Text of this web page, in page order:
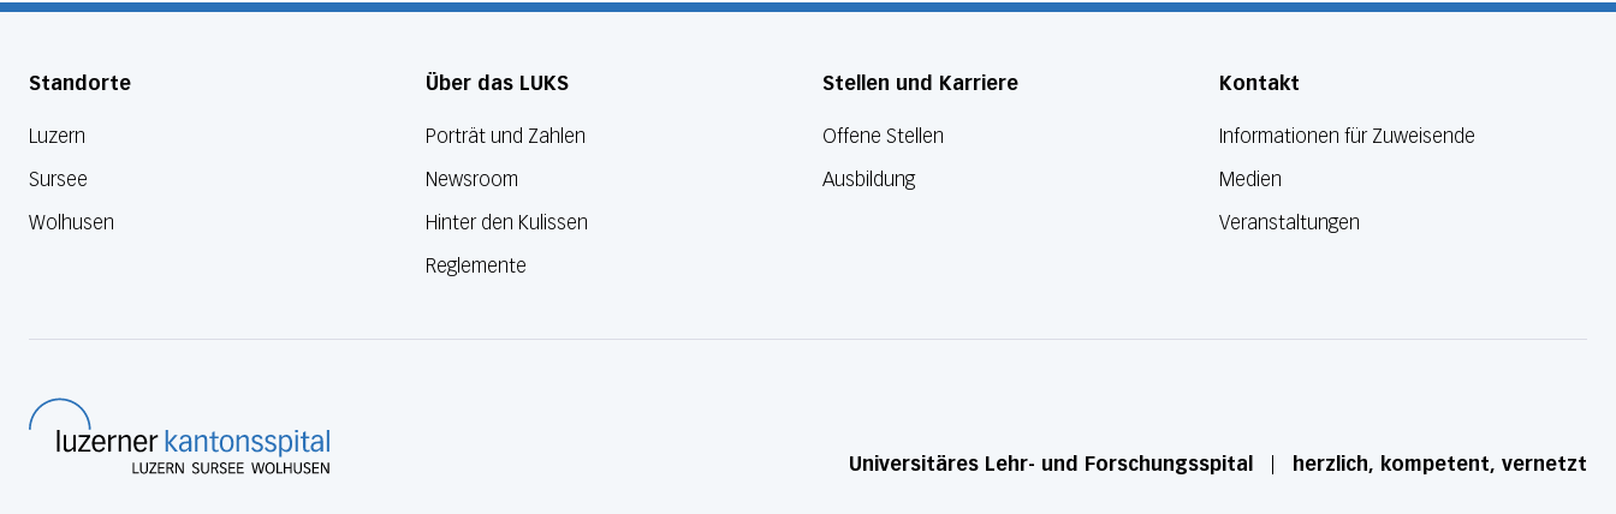
Standorte
Luzern
Sursee
Wolhusen
Über das LUKS
Porträt und Zahlen
Newsroom
Hinter den Kulissen
Reglemente
Stellen und Karriere
Offene Stellen
Ausbildung
Kontakt
Informationen für Zuweisende
Medien
Veranstaltungen
Universitäres Lehr- und Forschungsspital herzlich, kompetent, vernetzt